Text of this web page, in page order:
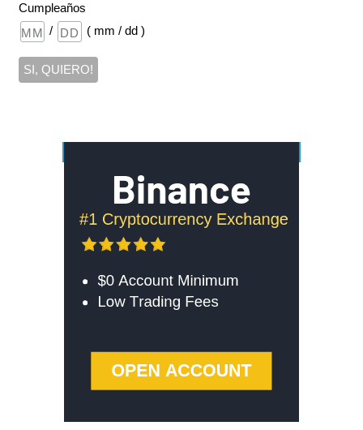
Cumpleaños
/
( mm / dd )